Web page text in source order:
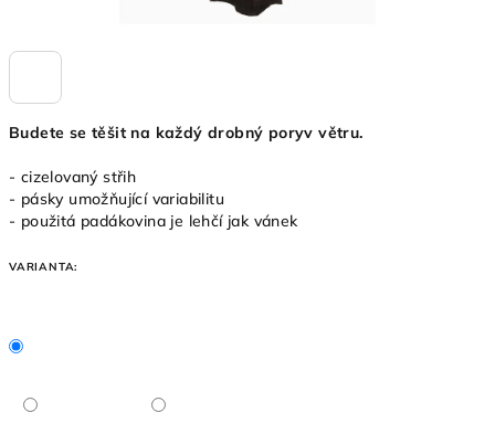
Budete se těšit na každý drobný poryv větru.
- cizelovaný střih
- pásky umožňující variabilitu
- použitá padákovina je lehčí jak vánek
VARIANTA: